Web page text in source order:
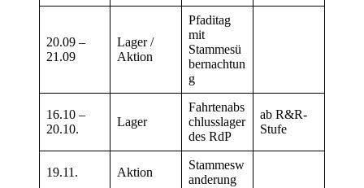
20.09 –
21.09
Lager /
Aktion
Pfaditag
mit
Stammesü
bernachtun
g
16.10 –
20.10.
Lager
Fahrtenabs
chlusslager
des RdP
ab R&R-
Stufe
19.11. Aktion
Stammesw
anderung